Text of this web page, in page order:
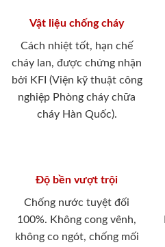
Vật liệu chống cháy
Cách nhiệt tốt, hạn chế
cháy lan, được chứng nhận
bởi KFI (Viện kỹ thuật công
nghiệp Phòng cháy chữa
cháy Hàn Quốc).
Độ bền vượt trội
Chống nước tuyệt đối
100%. Không cong vênh,
không co ngót, chống mối